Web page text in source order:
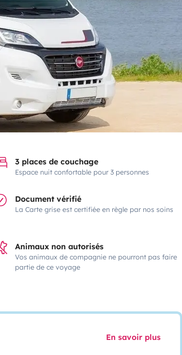
3 places de couchage
Espace nuit confortable pour 3 personnes
Document vérifié
La Carte grise est certifiée en règle par nos soins
Animaux non autorisés
Vos animaux de compagnie ne pourront pas faire
partie de ce voyage
En savoir plus